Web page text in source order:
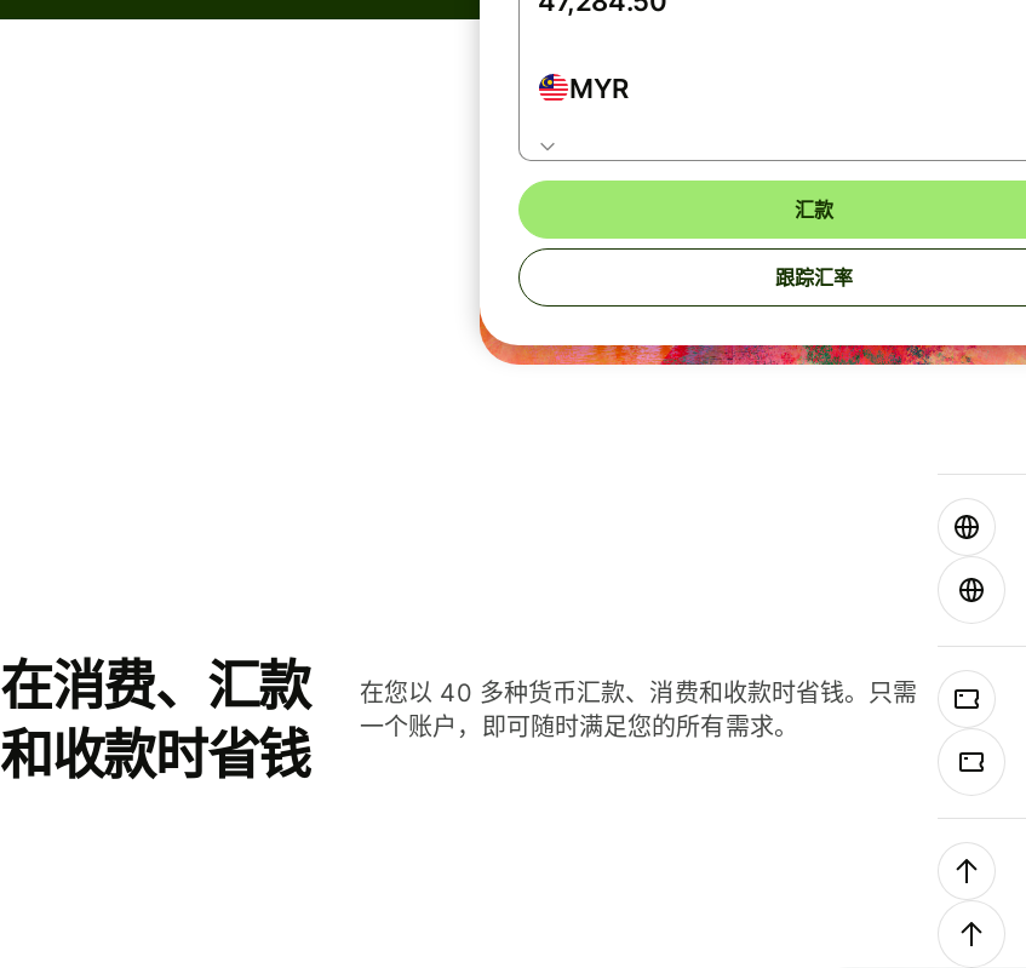
MYR
汇款
跟踪汇率
在消费、汇款
和收款时省钱
在您以 40 多种货币汇款、消费和收款时省钱。只需
一个账户，即可随时满足您的所有需求。